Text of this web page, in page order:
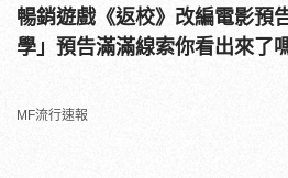
暢銷遊戲《返校》改編電影預
學」預告滿滿線索你看出來了
MF流行速報